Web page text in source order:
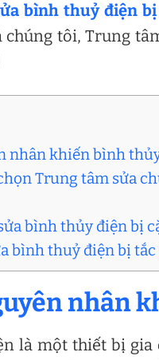
bình thuỷ điện
chúng tôi, Trung
nhân khiến bình
Trung tâm sửa
bình thủy điện bị
bình thuỷ điện bị
nhân
là một thiết bị gia